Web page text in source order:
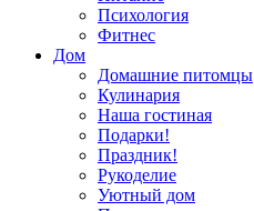
Психология
Фитнес
Дом
Домашние питомцы
Кулинария
Наша гостиная
Подарки!
Праздник!
Рукоделие
Уютный дом